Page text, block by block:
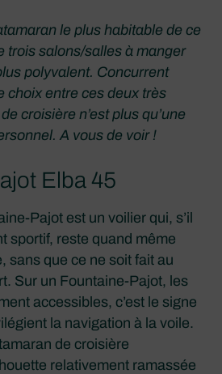
le plus habitable de ce
trois salons/salles à manger
polyvalent. Concurrent
choix entre ces deux très
croisière n’est plus qu’une
A vous de voir !
Elba 45
Pajot est un voilier qui, s’il
sportif, reste quand même
sans que ce ne soit fait au
Sur un Fountaine-Pajot, les
accessibles, c’est le signe
la navigation à la voile.
de croisière
relativement ramassée